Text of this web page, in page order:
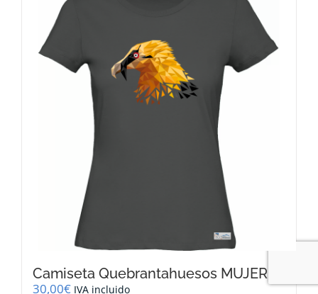
Camiseta Quebrantahuesos MUJER
30,00€ IVA incluido